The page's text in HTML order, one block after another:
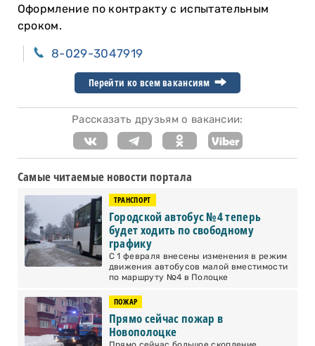
Оформление по контракту с испытательным
сроком.
8-029-3047919
Перейти ко всем вакансиям
Рассказать друзьям о вакансии:
Самые читаемые новости портала
ТРАНСПОРТ
Городской автобус №4 теперь
будет ходить по свободному
графику
С 1 февраля внесены изменения в режим
движения автобусов малой вместимости
по маршруту №4 в Полоцке
ПОЖАР
Прямо сейчас пожар в
Новополоцке